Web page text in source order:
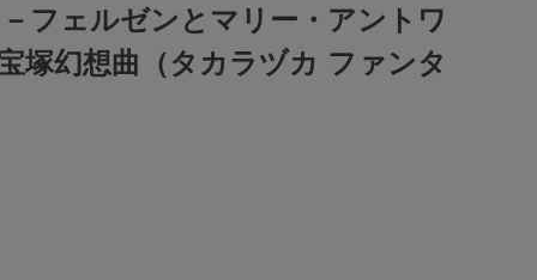
フェルゼンとマリー・アントワ
塚幻想曲（タカラヅカ ファンタ